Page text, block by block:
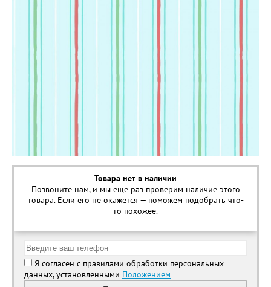
Товара нет в наличии
Позвоните нам, и мы еще раз проверим наличие этого
товара. Если его не окажется — поможем подобрать что-
то похожее.
Я согласен с правилами обработки персональных
данных, установленными Положением